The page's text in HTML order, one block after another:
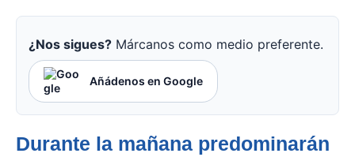
¿Nos sigues? Márcanos como medio preferente.
Añádenos en Google
Durante la mañana predominarán